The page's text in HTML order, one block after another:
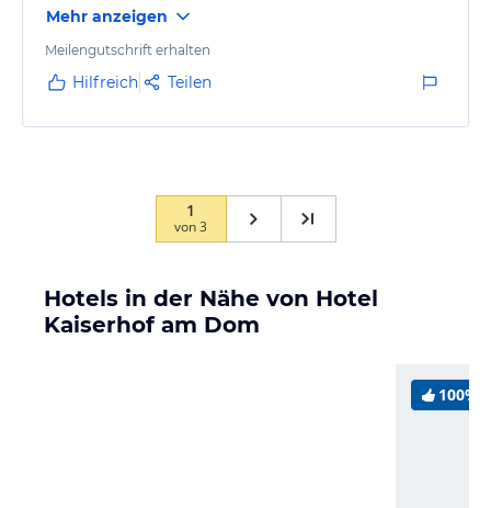
Mehr anzeigen
Meilengutschrift erhalten
Hilfreich Teilen
1
von3
Hotels in der Nähe von Hotel
Kaiserhof am Dom
100%